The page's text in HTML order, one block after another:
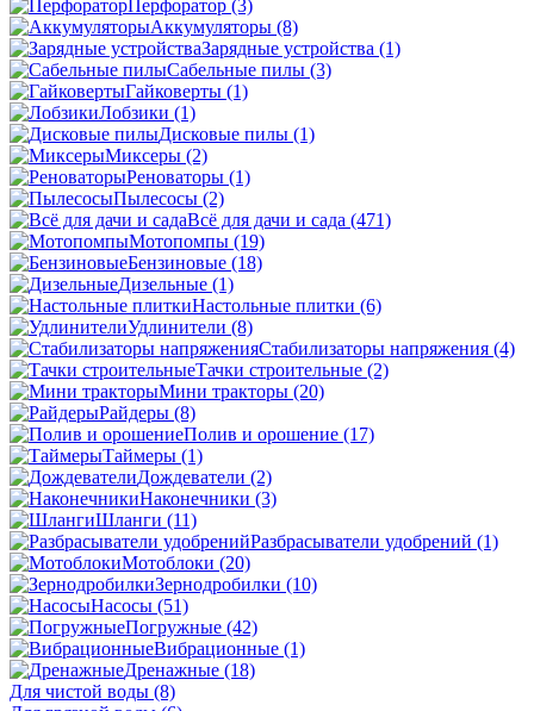
Перфоратор (3)
Аккумуляторы (8)
Зарядные устройства (1)
Сабельные пилы (3)
Гайковерты (1)
Лобзики (1)
Дисковые пилы (1)
Миксеры (2)
Реноваторы (1)
Пылесосы (2)
Всё для дачи и сада (471)
Мотопомпы (19)
Бензиновые (18)
Дизельные (1)
Настольные плитки (6)
Удлинители (8)
Стабилизаторы напряжения (4)
Тачки строительные (2)
Мини тракторы (20)
Райдеры (8)
Полив и орошение (17)
Таймеры (1)
Дождеватели (2)
Наконечники (3)
Шланги (11)
Разбрасыватели удобрений (1)
Мотоблоки (20)
Зернодробилки (10)
Насосы (51)
Погружные (42)
Вибрационные (1)
Дренажные (18)
Для чистой воды (8)